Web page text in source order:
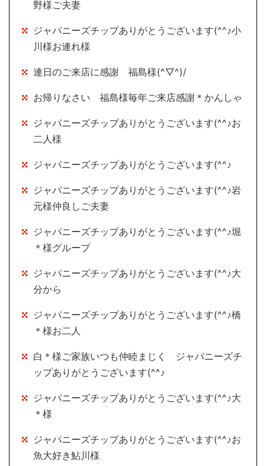
野様ご夫妻
ジャパニーズチップありがとうございます(^^♪小
川様お連れ様
連日のご来店に感謝 福島様(^▽^)/
お帰りなさい 福島様毎年ご来店感謝＊かんしゃ
ジャパニーズチップありがとうございます(^^♪お
二人様
ジャパニーズチップありがとうございます(^^♪
ジャパニーズチップありがとうございます(^^♪岩
元様仲良しご夫妻
ジャパニーズチップありがとうございます(^^♪堀
＊様グループ
ジャパニーズチップありがとうございます(^^♪大
分から
ジャパニーズチップありがとうございます(^^♪橋
＊様お二人
白＊様ご家族いつも仲睦まじく ジャパニーズチ
ップありがとうございます(^^♪
ジャパニーズチップありがとうございます(^^♪大
＊様
ジャパニーズチップありがとうございます(^^♪お
魚大好き鮎川様